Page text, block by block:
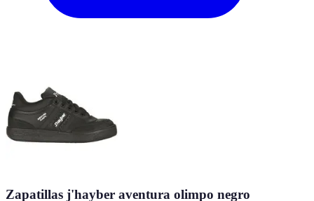
Zapatillas j'hayber aventura olimpo negro